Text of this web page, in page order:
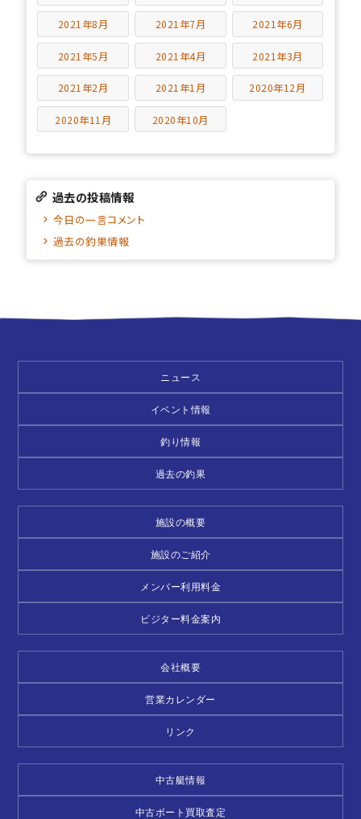
2021年8月 2021年7月 2021年6月
2021年5月 2021年4月 2021年3月
2021年2月 2021年1月 2020年12月
2020年11月 2020年10月
過去の投稿情報
今日の一言コメント
過去の釣果情報
ニュース
イベント情報
釣り情報
過去の釣果
施設の概要
施設のご紹介
メンバー利用料金
ビジター料金案内
会社概要
営業カレンダー
リンク
中古艇情報
中古ボート買取査定